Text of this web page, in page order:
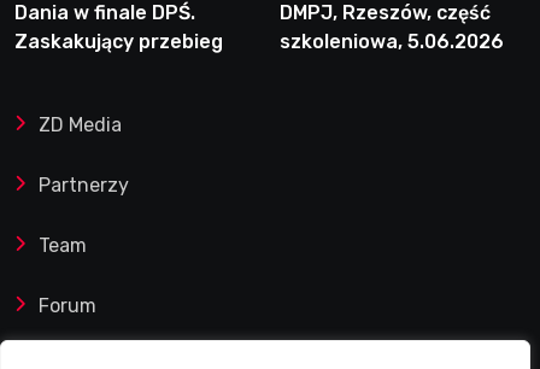
Dania w finale DPŚ.
Zaskakujący przebieg
DMPJ, Rzeszów, część
szkoleniowa, 5.06.2026
ZD Media
Partnerzy
Team
Forum